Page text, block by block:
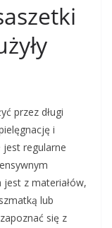
przez długi
i
regularne
z materiałów,
lub
się z